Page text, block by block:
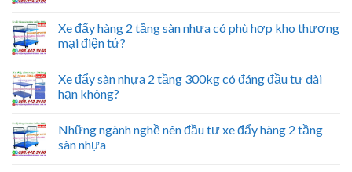
Xe đẩy hàng 2 tầng sàn nhựa có phù hợp kho thương
mại điện tử?
Xe đẩy sàn nhựa 2 tầng 300kg có đáng đầu tư dài
hạn không?
Những ngành nghề nên đầu tư xe đẩy hàng 2 tầng
sàn nhựa